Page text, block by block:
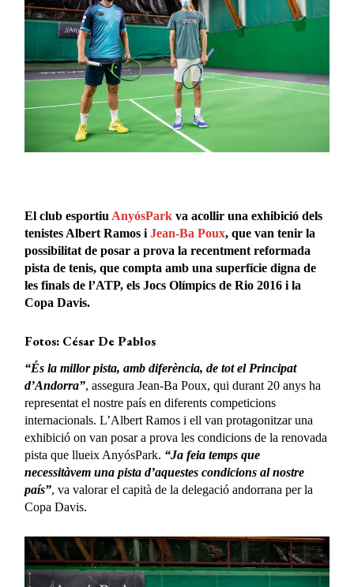
El club esportiu AnyósPark va acollir una exhibició dels
tenistes Albert Ramos iJean-Ba Poux, que van tenir la
possibilitat de posar a prova la recentment reformada
pista de tenis, que compta amb una superfície digna de
les finals de l’ATP, els Jocs Olímpics de Rio 2016 i la
Copa Davis.
Fotos: César De Pablos
“És la millor pista, amb diferència, de tot el Principat
d’Andorra”, assegura Jean-Ba Poux, qui durant 20 anys ha
representat el nostre país en diferents competicions
internacionals. L’Albert Ramos i ell van protagonitzar una
exhibició on van posar a prova les condicions de la renovada
pista que llueix AnyósPark. “Ja feia temps que
necessitàvem una pista d’aquestes condicions al nostre
país”, va valorar el capità de la delegació andorrana per la
Copa Davis.